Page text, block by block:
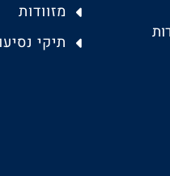
מזוודות
תיקי